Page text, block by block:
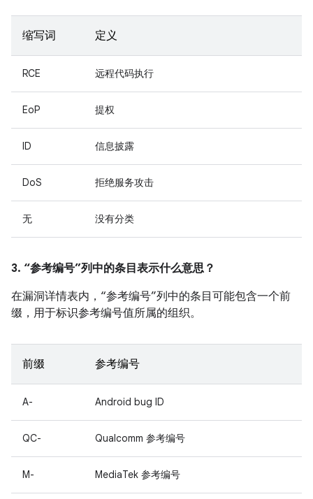
缩写词 定义
RCE 远程代码执行
EoP 提权
ID 信息披露
DoS 拒绝服务攻击
无 没有分类
3. “参考编号”列中的条目表示什么意思？
在漏洞详情表内，“参考编号”列中的条目可能包含一个前
缀，用于标识参考编号值所属的组织。
前缀 参考编号
A- Android bug ID
QC- Qualcomm 参考编号
M- MediaTek 参考编号